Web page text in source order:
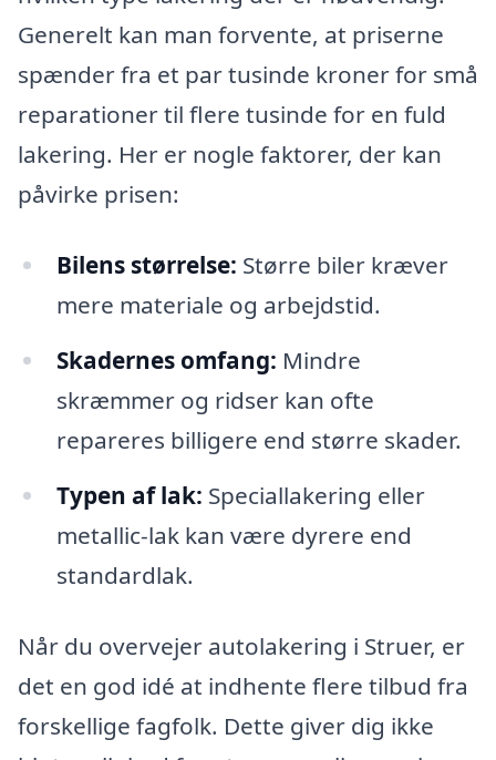
Generelt kan man forvente, at priserne
spænder fra et par tusinde kroner for små
reparationer til flere tusinde for en fuld
lakering. Her er nogle faktorer, der kan
påvirke prisen:
Bilens størrelse: Større biler kræver
mere materiale og arbejdstid.
Skadernes omfang: Mindre
skræmmer og ridser kan ofte
repareres billigere end større skader.
Typen af lak: Speciallakering eller
metallic-lak kan være dyrere end
standardlak.
Når du overvejer autolakering i Struer, er
det en god idé at indhente flere tilbud fra
forskellige fagfolk. Dette giver dig ikke